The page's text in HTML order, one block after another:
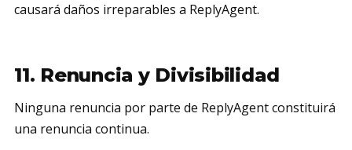
causará daños irreparables a ReplyAgent.
11. Renuncia y Divisibilidad
Ninguna renuncia por parte de ReplyAgent constituirá
una renuncia continua.